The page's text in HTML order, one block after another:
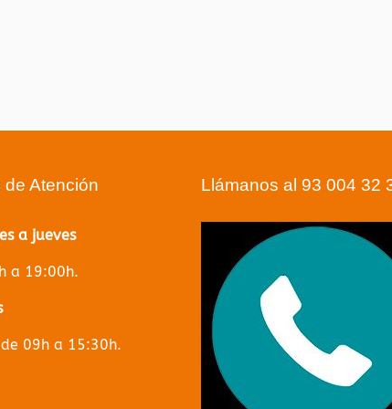
de Atención
a jueves
a 19:00h.
09h a 15:30h.
Llámanos al 93 004 32